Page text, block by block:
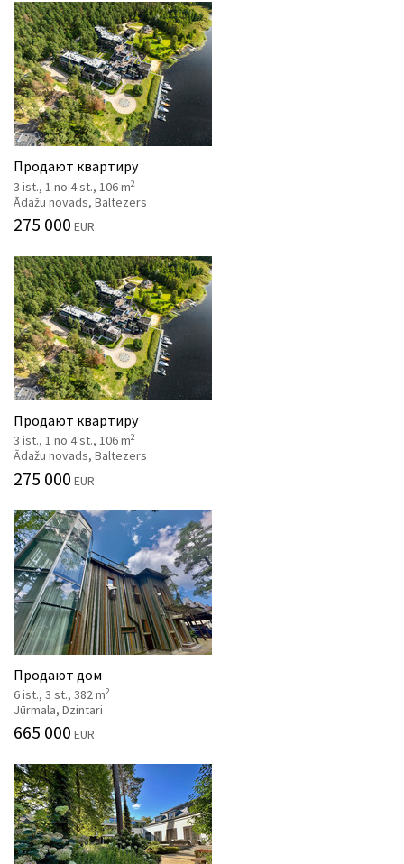
Продают квартиру
3 ist., 1 no 4 st., 106 m2
Ādažu novads, Baltezers
275 000 EUR
Продают квартиру
3 ist., 1 no 4 st., 106 m2
Ādažu novads, Baltezers
275 000 EUR
Продают дом
6 ist., 3 st., 382 m2
Jūrmala, Dzintari
665 000 EUR